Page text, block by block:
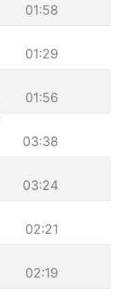
01:58
01:29
01:56
03:38
03:24
02:21
02:19